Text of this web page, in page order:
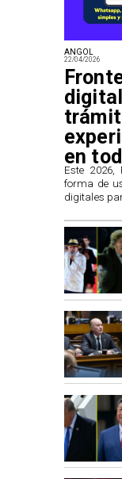
ANGOL
22/04/2026
en
​Este
forma de
digitales